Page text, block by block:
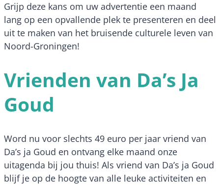
Grijp deze kans om uw advertentie een maand
lang op een opvallende plek te presenteren en deel
uit te maken van het bruisende culturele leven van
Noord-Groningen!
Vrienden van Da’s Ja
Goud
Word nu voor slechts 49 euro per jaar vriend van
Da’s ja Goud en ontvang elke maand onze
uitagenda bij jou thuis! Als vriend van Da’s ja Goud
blijf je op de hoogte van alle leuke activiteiten en